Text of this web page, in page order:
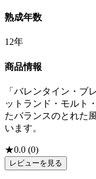
熟成年数
12年
商品情報
「バレンタイン・ブ
ットランド・モルト
たバランスのとれた
います。
★0.0 (0)
レビューを見る